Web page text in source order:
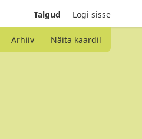
Talgud Logi sisse
Arhiiv Näita kaardil